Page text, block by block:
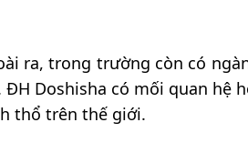
ra, trong trường còn có
Doshisha có mối quan hệ
thổ trên thế giới.